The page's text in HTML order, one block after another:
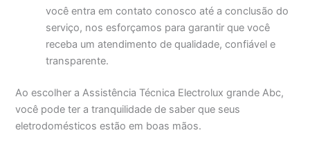
você entra em contato conosco até a conclusão do
serviço, nos esforçamos para garantir que você
receba um atendimento de qualidade, confiável e
transparente.
Ao escolher a Assistência Técnica Electrolux grande Abc,
você pode ter a tranquilidade de saber que seus
eletrodomésticos estão em boas mãos.